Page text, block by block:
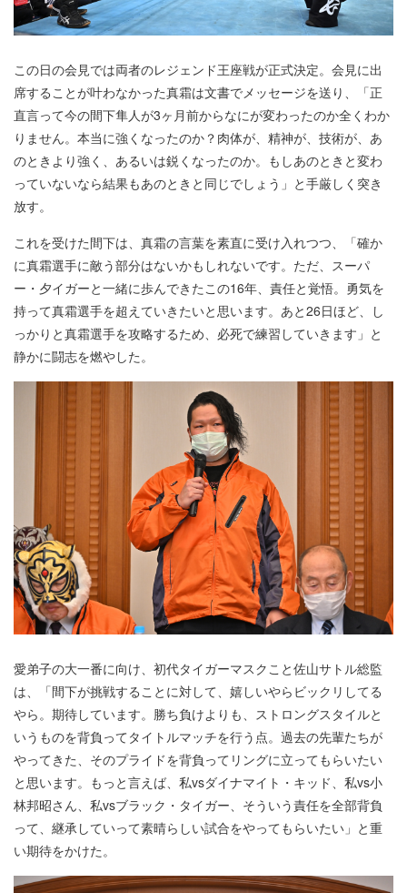
この日の会見では両者のレジェンド王座戦が正式決定。会見に出
席することが叶わなかった真霜は文書でメッセージを送り、「正
直言って今の間下隼人が3ヶ月前からなにが変わったのか全くわか
りません。本当に強くなったのか？肉体が、精神が、技術が、あ
のときより強く、あるいは鋭くなったのか。もしあのときと変わ
っていないなら結果もあのときと同じでしょう」と手厳しく突き
放す。
これを受けた間下は、真霜の言葉を素直に受け入れつつ、「確か
に真霜選手に敵う部分はないかもしれないです。ただ、スーパ
ー・夕イガーと一緒に歩んできたこの16年、責任と覚悟。勇気を
持って真霜選手を超えていきたいと思います。あと26日ほど、し
っかりと真霜選手を攻略するため、必死で練習していきます」と
静かに闘志を燃やした。
愛弟子の大一番に向け、初代タイガーマスクこと佐山サトル総監
は、「間下が挑戦することに対して、嬉しいやらビックリしてる
やら。期待しています。勝ち負けよりも、ストロングスタイルと
いうものを背負ってタイトルマッチを行う点。過去の先輩たちが
やってきた、そのプライドを背負ってリングに立ってもらいたい
と思います。もっと言えば、私vsダイナマイト・キッド、私vs小
林邦昭さん、私vsブラック・タイガー、そういう責任を全部背負
って、継承していって素晴らしい試合をやってもらいたい」と重
い期待をかけた。